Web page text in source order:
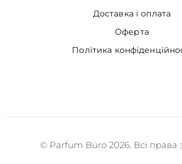
Доставка і оплата
Оферта
Політика
© Parfum Büro 2026. Всі права